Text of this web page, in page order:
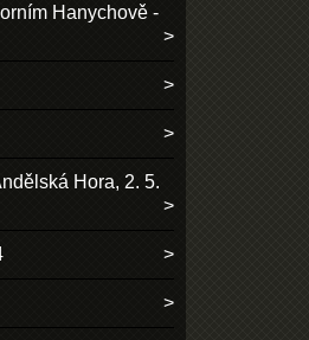
Hanychově -
Hora, 2. 5.